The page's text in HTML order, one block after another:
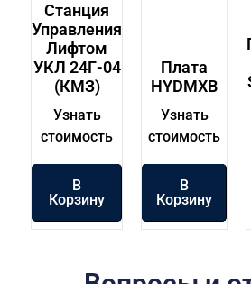
Станция
Управления
Лифтом
УКЛ 24Г-04
(КМЗ)
Узнать
стоимость
В
Корзину
Плата
HYDMXB
Узнать
стоимость
В
Корзину